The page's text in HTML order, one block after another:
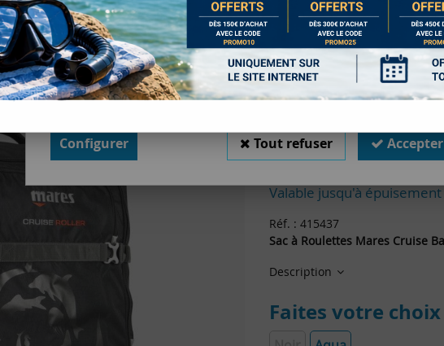
ROLLER MARES
VALISE CRUISE
Soyez le premier à donner
159,00 €TTC
Valable jusqu'à
Réf. : 415437
Sac à Roulettes Mares Cruise
Description
Faites votre choix
Gérer l'authentification et surveiller les erreurs techniques
Certains cookies sont nécessaires à des fins techniques, ils sont donc dispensés de
non obligatoires, peuvent être utilisés pour la personnalisation des annonces et du contenu, la
annonces et du contenu, la connaissance de l'audience et le développement de produits, les
géolocalisation précises et l'identification par le balayage de l'appareil, le stockage et/ou
informations sur un appareil. Si vous donnez votre consentement, celui-ci sera valable sur
domaines de Sports Med. Vous disposez de la possibilité de retirer votre consentement à tout
cliquant sur le widget en bas à droite de la page. Pour en savoir plus, consulter notre politique de
Configurer Tout refuser